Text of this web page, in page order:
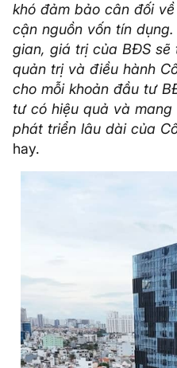
khó đảm bảo cân đối về
cận nguồn vốn tín
gian, giá trị của BĐS sẽ
quản trị và điều hành
cho mỗi khoản đầu tư
tư có hiệu quả và
phát triển lâu dài của
hay.